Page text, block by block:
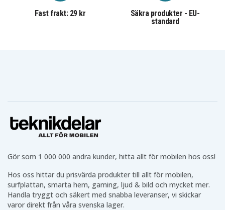
Fast frakt: 29 kr
Säkra produkter - EU-
standard
Gör som 1 000 000 andra kunder, hitta allt för mobilen hos oss!
Hos oss hittar du prisvärda produkter till allt för mobilen,
surfplattan, smarta hem, gaming, ljud & bild och mycket mer.
Handla tryggt och säkert med snabba leveranser, vi skickar
varor direkt från våra svenska lager.